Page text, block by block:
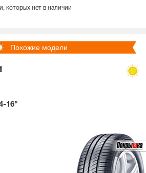
которых нет в наличии
Похожие модели
16"